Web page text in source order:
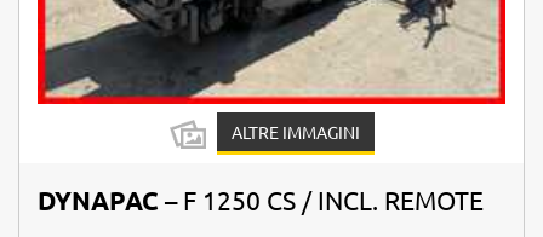
ALTRE IMMAGINI
DYNAPAC – F 1250 CS / INCL. REMOTE